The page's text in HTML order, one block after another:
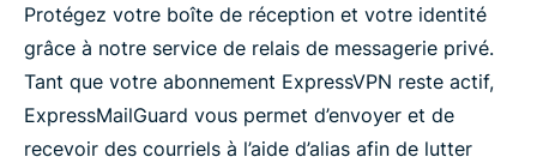
Protégez votre boîte de réception et votre identité
grâce à notre service de relais de messagerie privé.
Tant que votre abonnement ExpressVPN reste actif,
ExpressMailGuard vous permet d’envoyer et de
recevoir des courriels à l’aide d’alias afin de lutter